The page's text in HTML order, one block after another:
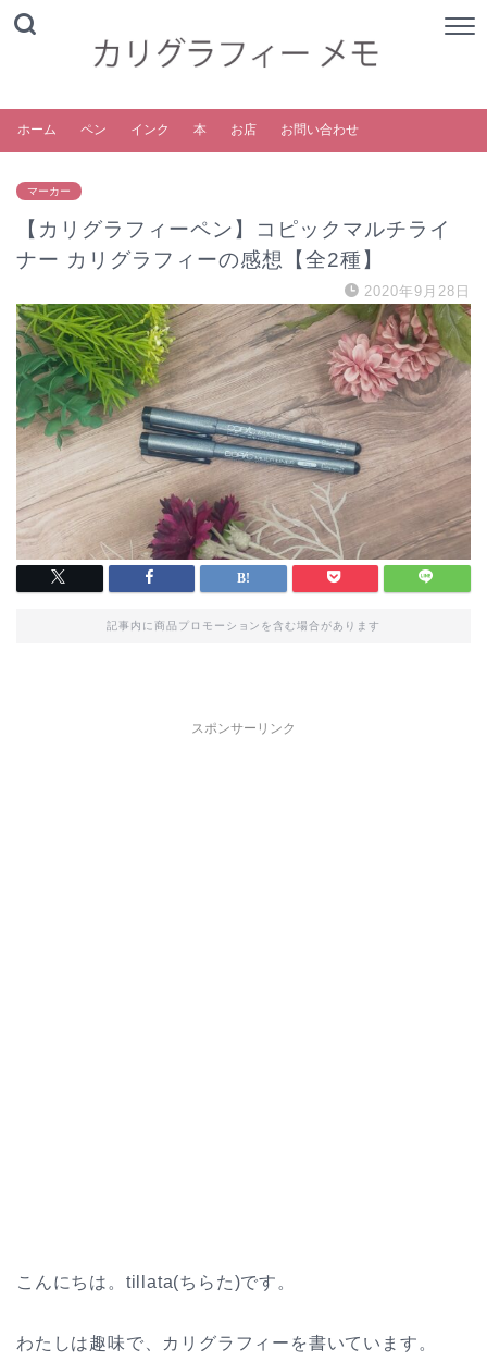
ホーム ペン インク 本 お店 お問い合わせ
マーカー
【カリグラフィーペン】コピックマルチライ
ナー カリグラフィーの感想【全2種】
2020年9月28日
記事内に商品プロモーションを含む場合があります
スポンサーリンク
こんにちは。tillata(ちらた)です。
わたしは趣味で、カリグラフィーを書いています。